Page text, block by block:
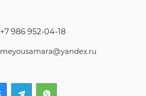
+7 986 952-04-18
meyousamara@yandex.ru